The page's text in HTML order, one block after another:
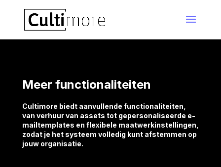
Meer functionaliteiten
Cultimore biedt aanvullende functionaliteiten,
van verhuur van assets tot gepersonaliseerde e-
mailtemplates en flexibele maatwerkinstellingen,
zodat je het systeem volledig kunt afstemmen op
jouw organisatie.